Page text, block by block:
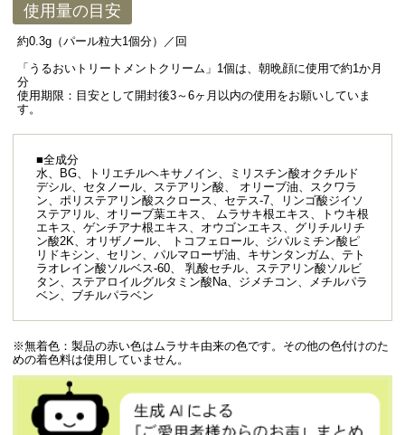
使用量の目安
約0.3g（パール粒大1個分）／回
「うるおいトリートメントクリーム」1個は、朝晩顔に使用で約1か月
分
使用期限：目安として開封後3～6ヶ月以内の使用をお願いしていま
す。
■全成分
水、BG、トリエチルヘキサノイン、ミリスチン酸オクチルド
デシル、セタノール、ステアリン酸、 オリーブ油、スクワラ
ン、ポリステアリン酸スクロース、セテス-7、リンゴ酸ジイソ
ステアリル、オリーブ葉エキス、 ムラサキ根エキス、トウキ根
エキス、ゲンチアナ根エキス、オウゴンエキス、グリチルリチ
ン酸2K、オリザノール、 トコフェロール、ジパルミチン酸ピ
リドキシン、セリン、パルマローザ油、キサンタンガム、テト
ラオレイン酸ソルベス-60、 乳酸セチル、ステアリン酸ソルビ
タン、ステアロイルグルタミン酸Na、ジメチコン、メチルパラ
ベン、ブチルパラベン
※無着色：製品の赤い色はムラサキ由来の色です。その他の色付けのた
めの着色料は使用していません。